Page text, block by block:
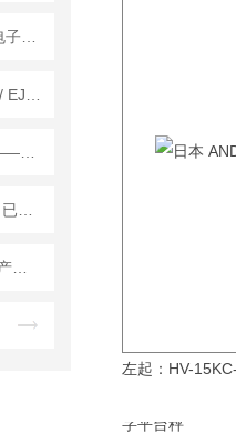
左起：HV-